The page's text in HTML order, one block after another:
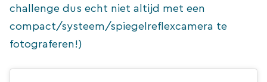
challenge dus echt niet altijd met een
compact/systeem/spiegelreflexcamera te
fotograferen!)